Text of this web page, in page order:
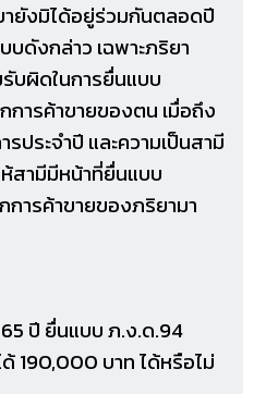
ยังมิได้อยู่ร่วมกันตลอดปี
ดังกล่าว เฉพาะภริยา
รับผิดในการยื่นแบบ
การค้าขายของตน เมื่อถึง
ประจำปี และความเป็นสามี
สามีมีหน้าที่ยื่นแบบ
การค้าขายของภริยามา
65 ปี ยื่นแบบ ภ.ง.ด.94
190,000 บาท ได้หรือไม่